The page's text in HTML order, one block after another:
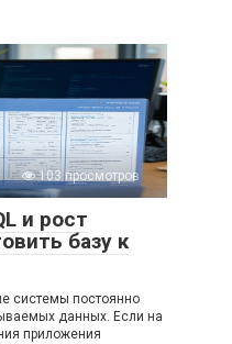
103 просмотров
и рост
базу к
системы постоянно
данных. Если на
приложения